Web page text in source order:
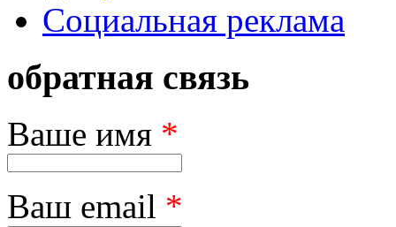
Социальная реклама
обратная связь
Ваше имя *
Ваш email *